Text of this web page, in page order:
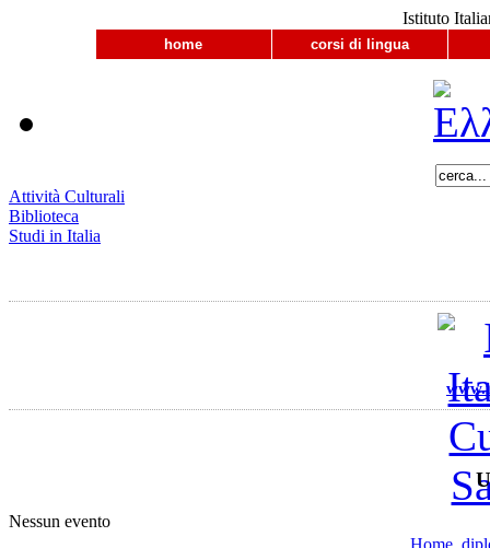
Istituto
home corsi di lingua
Attività Culturali
Biblioteca
Studi in Italia
Nessun evento